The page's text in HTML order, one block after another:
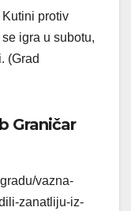
protiv
igra u subotu,
(Grad
Graničar
vazna-
zanatliju-iz-